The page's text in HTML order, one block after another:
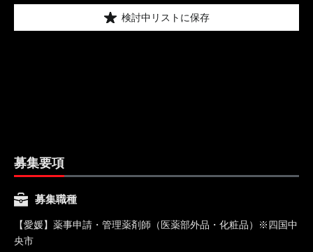
検討中リストに保存
募集要項
募集職種
【愛媛】薬事申請・管理薬剤師（医薬部外品・化粧品）※四国中
央市